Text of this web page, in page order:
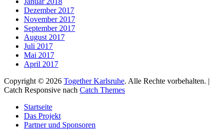
Dezember 2017
November 2017
September 2017
August 2017
Juli 2017
Mai 2017
April 2017
Copyright © 2026 Together Karlsruhe. Alle Rechte vorbehalten. |
Catch Responsive nach Catch Themes
oben
scrollen
Startseite
Das Projekt
Partner und Sponsoren